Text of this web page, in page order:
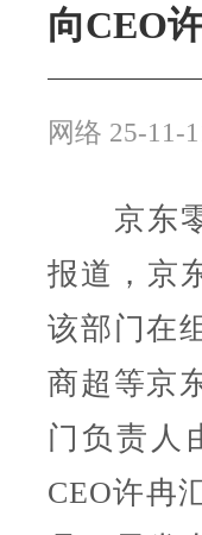
向CEO
网络 25-11-
京东零
报道，京
该部门在
商超等京
门负责人
CEO许冉